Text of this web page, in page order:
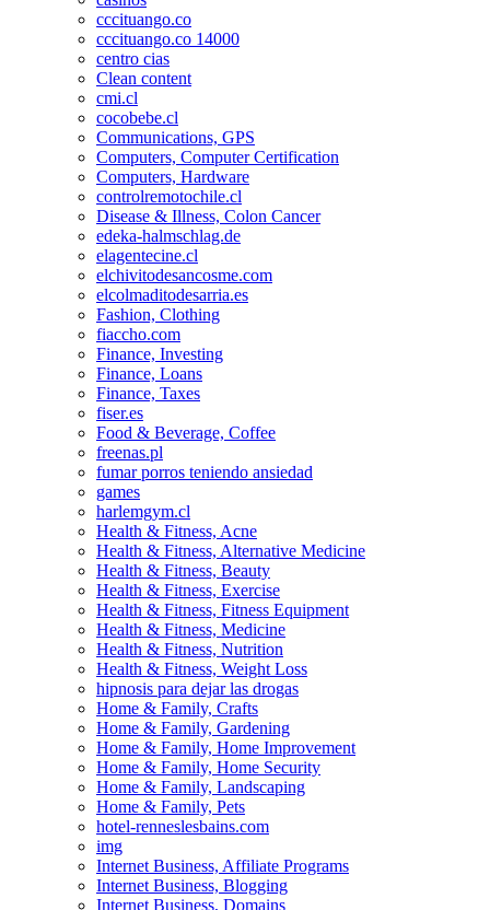
cccituango.co
cccituango.co 14000
centro cias
Clean content
cmi.cl
cocobebe.cl
Communications, GPS
Computers, Computer Certification
Computers, Hardware
controlremotochile.cl
Disease & Illness, Colon Cancer
edeka-halmschlag.de
elagentecine.cl
elchivitodesancosme.com
elcolmaditodesarria.es
Fashion, Clothing
fiaccho.com
Finance, Investing
Finance, Loans
Finance, Taxes
fiser.es
Food & Beverage, Coffee
freenas.pl
fumar porros teniendo ansiedad
games
harlemgym.cl
Health & Fitness, Acne
Health & Fitness, Alternative Medicine
Health & Fitness, Beauty
Health & Fitness, Exercise
Health & Fitness, Fitness Equipment
Health & Fitness, Medicine
Health & Fitness, Nutrition
Health & Fitness, Weight Loss
hipnosis para dejar las drogas
Home & Family, Crafts
Home & Family, Gardening
Home & Family, Home Improvement
Home & Family, Home Security
Home & Family, Landscaping
Home & Family, Pets
hotel-renneslesbains.com
img
Internet Business, Affiliate Programs
Internet Business, Blogging
Internet Business, Domains